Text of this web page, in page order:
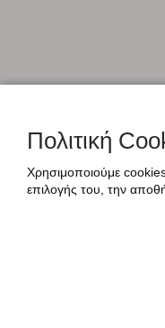
Πολιτική
Χρησιμοποιούμε
επιλογής του, την